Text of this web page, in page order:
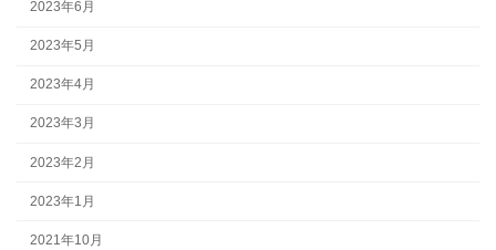
2023年6月
2023年5月
2023年4月
2023年3月
2023年2月
2023年1月
2021年10月